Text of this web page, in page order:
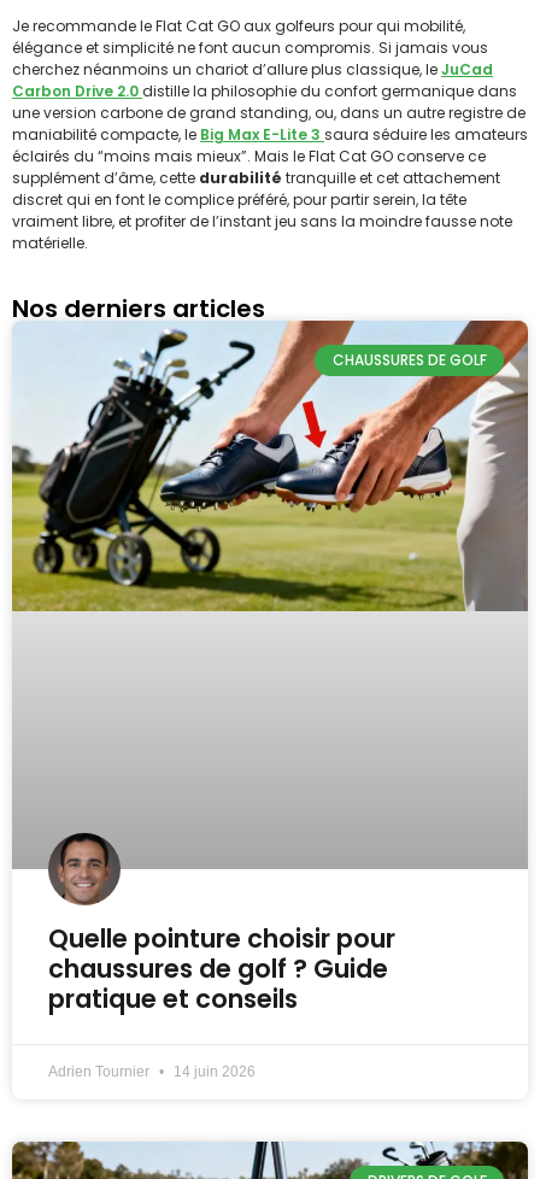
Je recommande le Flat Cat GO aux golfeurs pour qui mobilité,
élégance et simplicité ne font aucun compromis. Si jamais vous
cherchez néanmoins un chariot d’allure plus classique, leJuCad
Carbon Drive 2.0distille la philosophie du confort germanique dans
une version carbone de grand standing, ou, dans un autre registre de
maniabilité compacte, le Big Max E-Lite 3 saura séduire les amateurs
éclairés du “moins mais mieux”. Mais le Flat Cat GO conserve ce
supplément d’âme, cette durabilité tranquille et cet attachement
discret qui en font le complice préféré, pour partir serein, la tête
vraiment libre, et profiter de l’instant jeu sans la moindre fausse note
matérielle.
Nos derniers articles
CHAUSSURES DE GOLF
Quelle pointure choisir pour
chaussures de golf ? Guide
pratique et conseils
Adrien Tournier 14 juin 2026